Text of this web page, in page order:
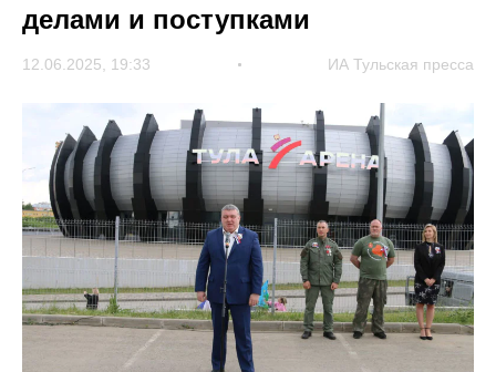
делами и поступками
12.06.2025, 19:33 ИА Тульская пресса